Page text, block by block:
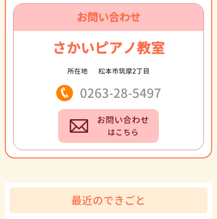
お問い合わせ
さかいピアノ教室
所在地 松本市筑摩2丁目
0263-28-5497
お問い合わせ
はこちら
最近のできごと